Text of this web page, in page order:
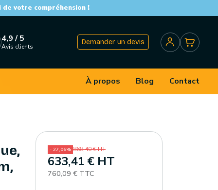
votre compréhension !
4,9 / 5
Avis clients
Demander un devis
À propos Blog Contact
- 27,06% 868,40 € HT
633,41 € HT
760,09 € TTC